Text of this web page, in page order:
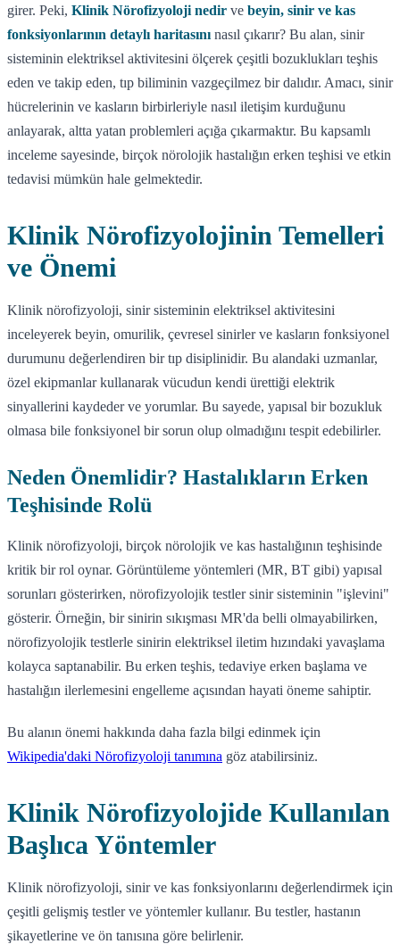
girer. Peki, Klinik Nörofizyoloji nedir ve beyin, sinir ve kas
fonksiyonlarının detaylı haritasını nasıl çıkarır? Bu alan, sinir
sisteminin elektriksel aktivitesini ölçerek çeşitli bozuklukları teşhis
eden ve takip eden, tıp biliminin vazgeçilmez bir dalıdır. Amacı, sinir
hücrelerinin ve kasların birbirleriyle nasıl iletişim kurduğunu
anlayarak, altta yatan problemleri açığa çıkarmaktır. Bu kapsamlı
inceleme sayesinde, birçok nörolojik hastalığın erken teşhisi ve etkin
tedavisi mümkün hale gelmektedir.
Klinik Nörofizyolojinin Temelleri
ve Önemi
Klinik nörofizyoloji, sinir sisteminin elektriksel aktivitesini
inceleyerek beyin, omurilik, çevresel sinirler ve kasların fonksiyonel
durumunu değerlendiren bir tıp disiplinidir. Bu alandaki uzmanlar,
özel ekipmanlar kullanarak vücudun kendi ürettiği elektrik
sinyallerini kaydeder ve yorumlar. Bu sayede, yapısal bir bozukluk
olmasa bile fonksiyonel bir sorun olup olmadığını tespit edebilirler.
Neden Önemlidir? Hastalıkların Erken
Teşhisinde Rolü
Klinik nörofizyoloji, birçok nörolojik ve kas hastalığının teşhisinde
kritik bir rol oynar. Görüntüleme yöntemleri (MR, BT gibi) yapısal
sorunları gösterirken, nörofizyolojik testler sinir sisteminin "işlevini"
gösterir. Örneğin, bir sinirin sıkışması MR'da belli olmayabilirken,
nörofizyolojik testlerle sinirin elektriksel iletim hızındaki yavaşlama
kolayca saptanabilir. Bu erken teşhis, tedaviye erken başlama ve
hastalığın ilerlemesini engelleme açısından hayati öneme sahiptir.
Bu alanın önemi hakkında daha fazla bilgi edinmek için
Wikipedia'daki Nörofizyoloji tanımına göz atabilirsiniz.
Klinik Nörofizyolojide Kullanılan
Başlıca Yöntemler
Klinik nörofizyoloji, sinir ve kas fonksiyonlarını değerlendirmek için
çeşitli gelişmiş testler ve yöntemler kullanır. Bu testler, hastanın
şikayetlerine ve ön tanısına göre belirlenir.